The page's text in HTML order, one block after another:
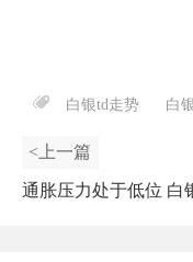
白银td走势 白
<上一篇
通胀压力处于低位 白